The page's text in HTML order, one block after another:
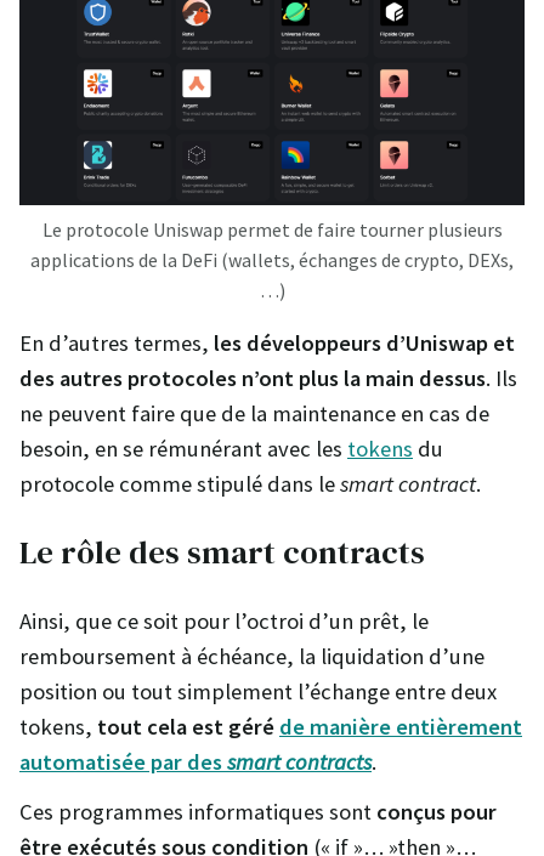
Le protocole Uniswap permet de faire tourner plusieurs
applications de la DeFi (wallets, échanges de crypto, DEXs,
…)
En d’autres termes, les développeurs d’Uniswap et
des autres protocoles n’ont plus la main dessus. Ils
ne peuvent faire que de la maintenance en cas de
besoin, en se rémunérant avec les tokens du
protocole comme stipulé dans lesmart contract.
Le rôle des smart contracts
Ainsi, que ce soit pour l’octroi d’un prêt, le
remboursement à échéance, la liquidation d’une
position ou tout simplement l’échange entre deux
tokens, tout cela est géré de manière entièrement
automatisée par dessmart contracts.
Ces programmes informatiques sont conçus pour
être exécutés sous condition (« if »… »then »…